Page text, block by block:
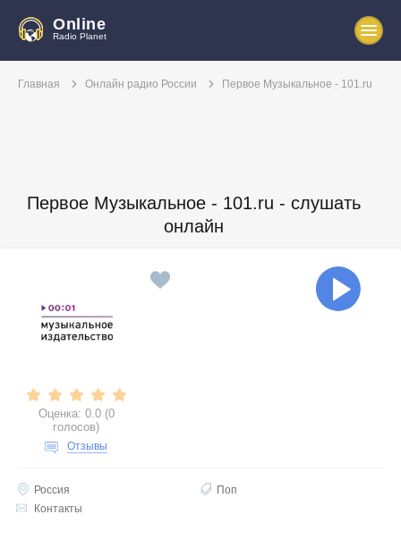
Online
Radio Planet
Главная Онлайн радио России Первое Музыкальное - 101.ru
Первое Музыкальное - 101.ru - слушать
онлайн
Оценка: 0.0 (0
голосов)
Отзывы
Россия
Поп
Контакты